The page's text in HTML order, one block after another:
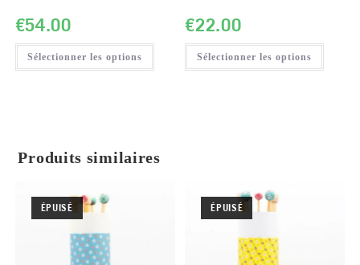
€54.00
Sélectionner les options
€22.00
Sélectionner les options
Produits similaires
ÉPUISÉ ÉPUISÉ